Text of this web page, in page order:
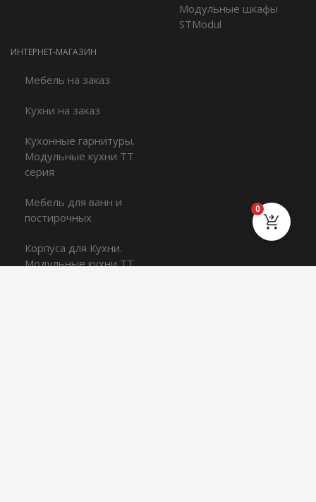
Модульные шкафы
STModul
ИНТЕРНЕТ-МАГАЗИН
Мебель на заказ
Кухни на заказ
Кухонные гарнитуры.
Модульные кухни ТТ
серия
Мебель для ванн и
постирочных
Корпуса для Кухни.
Модульные кухни TT
0